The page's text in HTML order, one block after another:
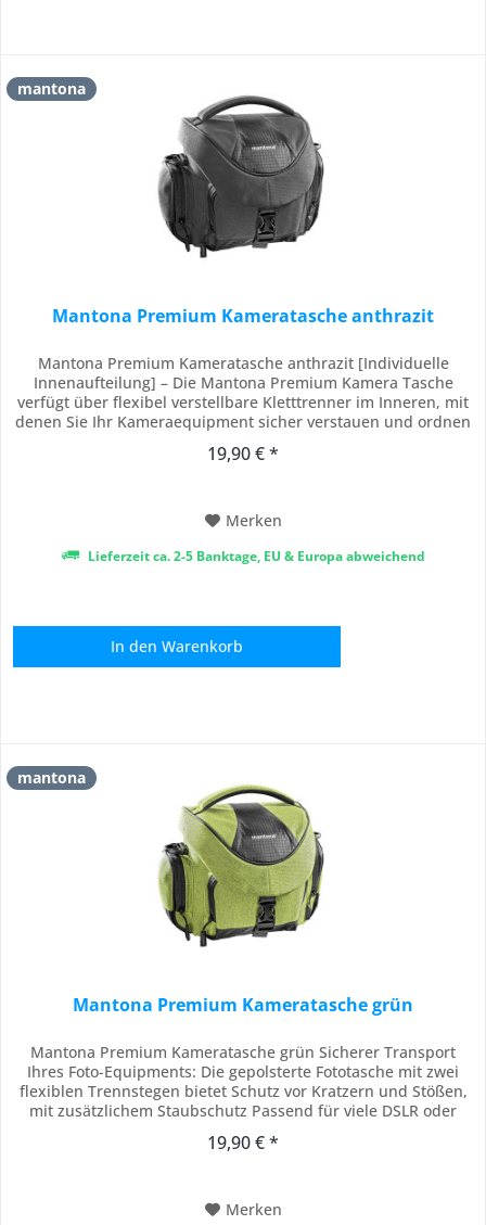
mantona
Mantona Premium Kameratasche anthrazit
Mantona Premium Kameratasche anthrazit [Individuelle
Innenaufteilung] – Die Mantona Premium Kamera Tasche
verfügt über flexibel verstellbare Kletttrenner im Inneren, mit
denen Sie Ihr Kameraequipment sicher verstauen und ordnen
Kameraequipment ist durch die weiche Polsterung bestens
19,90 € *
Merken
Lieferzeit ca. 2-5 Banktage, EU & Europa abweichend
In den Warenkorb
mantona
Mantona Premium Kameratasche grün
Mantona Premium Kameratasche grün Sicherer Transport
Ihres Foto-Equipments: Die gepolsterte Fototasche mit zwei
flexiblen Trennstegen bietet Schutz vor Kratzern und Stößen,
mit zusätzlichem Staubschutz Passend für viele DSLR oder
Kameratasche mit drei Außentaschen seitlich & vorne mit
19,90 € *
Merken